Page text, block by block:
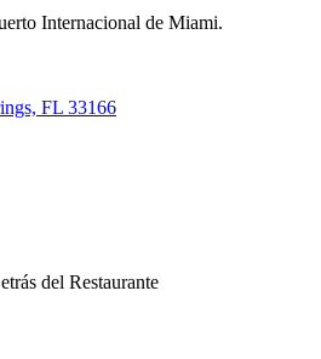
Internacional de Miami.
FL 33166
del Restaurante